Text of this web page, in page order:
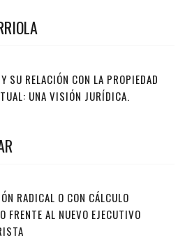
SU RELACIÓN CON LA PROPIEDAD
UNA VISIÓN JURÍDICA.
RADICAL O CON CÁLCULO
FRENTE AL NUEVO EJECUTIVO